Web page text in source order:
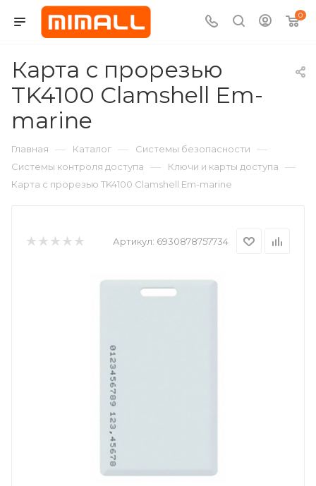
0
Карта с прорезью
TK4100 Clamshell Em-
marine
Главная — Каталог — Системы безопасности —
Системы контроля доступа — Ключи и карты доступа —
Карта с прорезью TK4100 Clamshell Em-marine
Артикул: 6930878757734